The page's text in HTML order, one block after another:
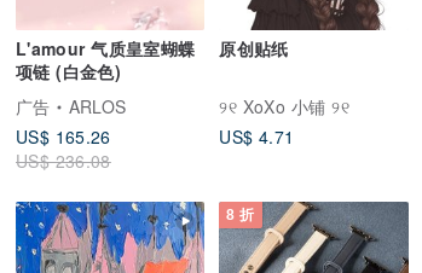
L'amour 气质皇室蝴蝶
项链 (白金色)
广告
ARLOS
US$ 165.26
US$ 236.08
原创贴纸
୨୧ XoXo 小铺 ୨୧
US$ 4.71
8 折